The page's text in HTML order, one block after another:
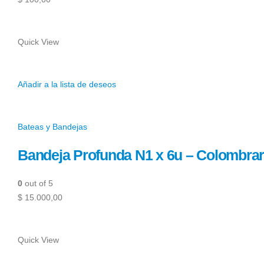
Quick View
Añadir a la lista de deseos
Bateas y Bandejas
Bandeja Profunda N1 x 6u –
0 out of 5
$ 15.000,00
Quick View